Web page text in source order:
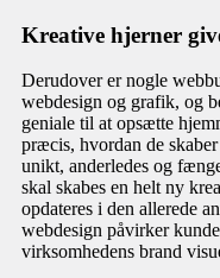
Kreative hjerner
Derudover er nogle
webdesign og grafik, og
geniale til at opsætte
præcis, hvordan de
unikt, anderledes og
skal skabes en helt ny
opdateres i den allerede
webdesign påvirker
virksomhedens brand